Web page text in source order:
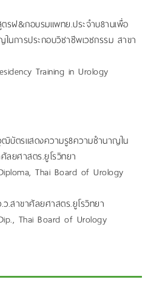
รมแพทย.ประจำบ8านเพื่อ
การประกอบวิชาชีพเวชกรรม สาขา
Training in Urology
ความรู8ความชำนาญใน
ลยศาสตร.ยูโรวิทยา
Board of Urology
ยศาสตร.ยูโรวิทยา
Board of Urology